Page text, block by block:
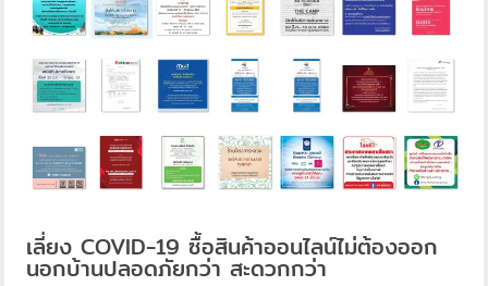
เลี่ยง COVID-19 ซื้อสินค้าออนไลน์ไม่ต้องออก
นอกบ้านปลอดภัยกว่า สะดวกกว่า